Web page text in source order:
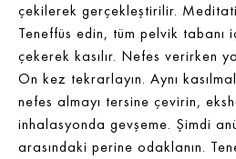
çekilerek gerçekleştirilir.
Teneffüs edin, tüm pelvik tabanı
çekerek kasılır. Nefes verirken
On kez tekrarlayın. Aynı
nefes almayı tersine çevirin,
inhalasyonda gevşeme. Şimdi
arasındaki perine odaklanın.